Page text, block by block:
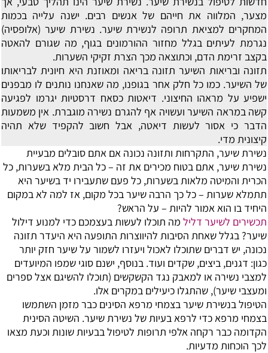
מצער, המלווה את חייהם של אנשים רבים. ישנה עלייה בכמות
המחקרים למציאת תרופה לנשירת שיער. נשירת שיער (אלופסיה)
נגרמת לעיתים בגלל מחזור ההורמונים בגוף, מה שגורם להאטה
בקצב זרימת הדם, וכתוצאה מכך הצרת זקיקי השערות.
תזונה ובריאות השיער תזונה בריאה ומאוזנת היא חיונית לבריאותו
של השיער. כמו כל חלק אחר בגופנו, מה שאנחנו נותנים לו מבפנים
ישפיע על מראהו החיצוני. דיאטות כסאח דרסטיות יגרמו לפגיעה
קשה במראה השיער ועשויה אף להגרם נשירה מוגברת. אין משמעות
הדבר כי אסור לעשות דיאטה, אבל חשוב להקפיד שלא תהיה
קיצונית מדי.
נשירת שיער, התקרחות ותזונה נכונה אם אתם סובלים מבעיית
נשירת שיער, אתם בטוח מכירים את זה – כל הבית מלא בשערות, כל
הכרית והמיטה מלאות בשערות, כל פעם שתעבירו יד בשיער היא
תתמלא שערות – כל כך הרבה שיער בכל מקום, אז למה לא במקום
היחיד בו הוא אמור להיות – על הראש?
תכשירים לשיער דליל מה תוכלו לעשות בעצמכם כדי למנוע דילול
שיער? בגלל שאחת הסיבות להיווצרות התופעה היא היעדר תזונה
נכונה, יש דברים שתוכלו לאכול ויעזרו לשמור על שיער חזק יותר
כגון: דגנים, ביצים, שקדים ועוד. בנוסף, ישנם סוגי שמפו המיועדים
למצבי נשירה או למאבק נגד הקשקשים (תוכלו להשיגם אצל ספרים
ומעצבי שיער), שהתגלו כיעילים במקרים אלו.
הטיפול בנשירת שיער בצמחי מרפא הסינים כבר מזמן השתמשו
בצמחי מרפא כדי לרפא בעיות של נשירת שיער. השיטה הסינית
הקדומה כבר רקחה אלפי תרופות לטיפול בבעיות שונות וכעת מצאו
לכך הוכחות מדעיות.